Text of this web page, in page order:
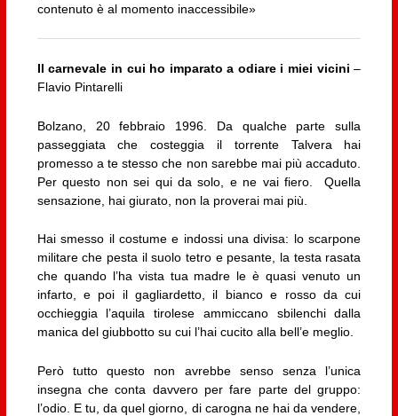
contenuto è al momento inaccessibile»
Il carnevale in cui ho imparato a odiare i miei vicini –
Flavio Pintarelli
Bolzano, 20 febbraio 1996. Da qualche parte sulla
passeggiata che costeggia il torrente Talvera hai
promesso a te stesso che non sarebbe mai più accaduto.
Per questo non sei qui da solo, e ne vai fiero. Quella
sensazione, hai giurato, non la proverai mai più.
Hai smesso il costume e indossi una divisa: lo scarpone
militare che pesta il suolo tetro e pesante, la testa rasata
che quando l’ha vista tua madre le è quasi venuto un
infarto, e poi il gagliardetto, il bianco e rosso da cui
occhieggia l’aquila tirolese ammiccano sbilenchi dalla
manica del giubbotto su cui l’hai cucito alla bell’e meglio.
Però tutto questo non avrebbe senso senza l’unica
insegna che conta davvero per fare parte del gruppo:
l’odio. E tu, da quel giorno, di carogna ne hai da vendere,